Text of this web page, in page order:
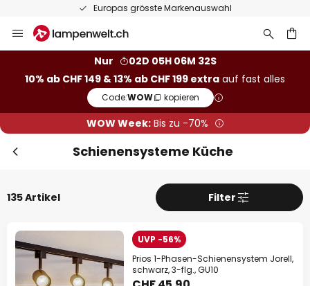
50 Tage kostenlose Retoure
Inhalt
Nur
02D 05H 06M 31S
10% ab CHF 149 & 13% ab CHF 199 extra auf fast alles
Code:WOW kopieren
WOW Week:Bis zu -70%
Schienensysteme Küche
135 Artikel Filter
UVP -56%
Prios 1-Phasen-Schienensystem Jorell,
schwarz, 3-flg., GU10
Extra Rabatt